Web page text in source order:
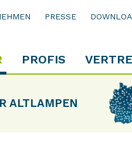
PROFIS
PRESSE
ALTLAMPEN